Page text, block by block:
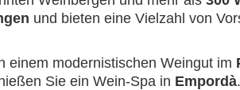
und bieten eine Vielzahl von
einem modernistischen Weingut im
Sie ein Wein-Spa in Empordà.